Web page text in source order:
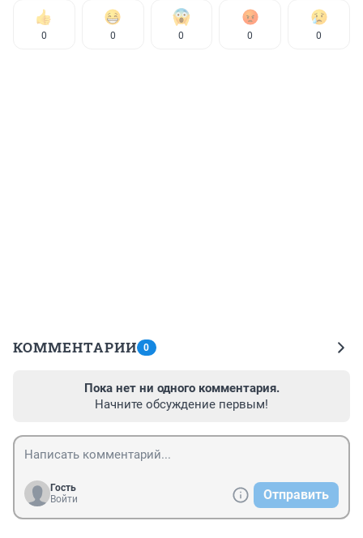
0 0 0 0 0
КОММЕНТАРИИ 0
Пока нет ни одного комментария.
Начните обсуждение первым!
Гость
Войти
Отправить